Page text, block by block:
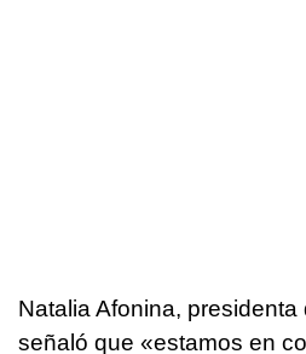
Natalia Afonina,
señaló que «estamos en